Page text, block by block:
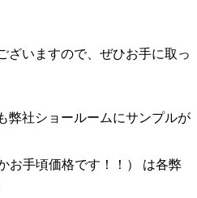
ざいますので、ぜひお手に取っ
弊社ショールームにサンプルが
手頃価格です！！） は各弊